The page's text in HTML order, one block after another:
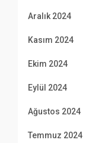
Aralık 2024
Kasım 2024
Ekim 2024
Eylül 2024
Ağustos 2024
Temmuz 2024